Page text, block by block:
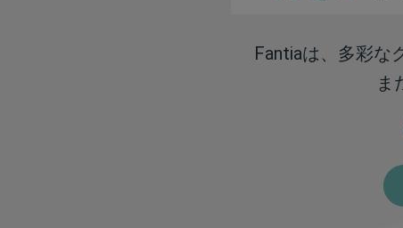
Fantiaは、多彩な
ま